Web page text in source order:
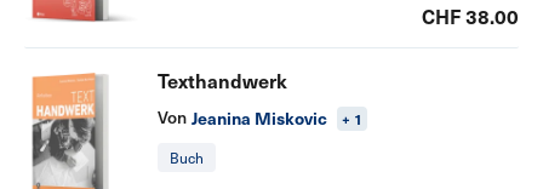
CHF 38.00
Texthandwerk
Von Jeanina Miskovic + 1
Buch